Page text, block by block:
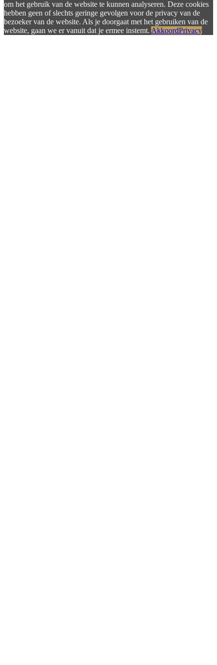
om het gebruik van de website te kunnen analyseren. Deze cookies
hebben geen of slechts geringe gevolgen voor de privacy van de
bezoeker van de website. Als je doorgaat met het gebruiken van de
website, gaan we er vanuit dat je ermee instemt. AkkoordPrivacy